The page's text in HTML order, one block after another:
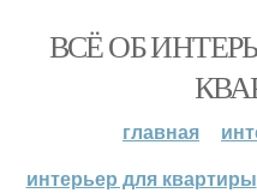
ВСЁ ОБ
главная
интерьер для квартиры